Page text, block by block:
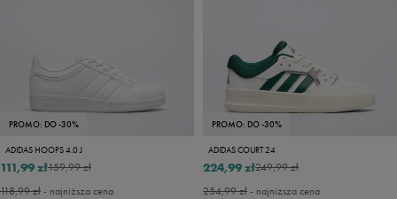
PROMO: DO -30%
ADIDAS HOOPS 4.0 J
159,99 zł
111,99 zł
118,99 zł- najniższa cena
PROMO: DO -30%
ADIDAS COURT 24
249,99 zł
224,99 zł
254,99 zł- najniższa cena